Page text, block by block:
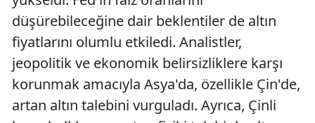
düşürebileceğine dair beklentiler de altın
fiyatlarını olumlu etkiledi. Analistler,
jeopolitik ve ekonomik belirsizliklere karşı
korunmak amacıyla Asya'da, özellikle Çin'de,
artan altın talebini vurguladı. Ayrıca, Çinli